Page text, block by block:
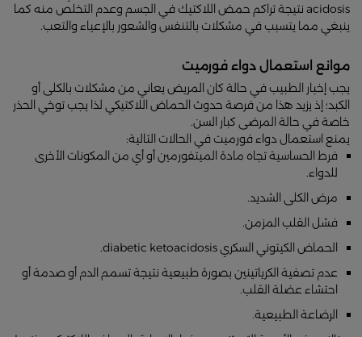
acidosis نتيجة تراكم حمض اللاكتيك في الجسم وعدم التخلص منه كما
ينبغي مما يتسبب في مشكلات بالتنفس والشعور بالإعياء والتعب.
موانع استعمال دواء فورميت
يجب إخبار الطبيب في حالة كان المريض يعاني من مشكلات بالكلى أو
الكبد؛ إذ يزيد هذا من فرصة حدوث الحماض اللاكتيكي لذا يجب توخي الحذر
خاصة في حالة المرضى كبار السن.
يمنع استعمال دواء فورميت في الحالات التالية:
فرط الحساسية تجاه مادة الميتفورمين أو أي من المكونات الأخرى
للدواء.
مرض الكلى الشديد.
فشل القلب المزمن.
الحماض الكيتوني السكري diabetic ketoacidosis.
عدم تصفية الكرياتينين بصورة طبيعية نتيجة تسمم الدم أو صدمة أو
احتشاء عضلة القلب.
الرضاعة الطبيعية.